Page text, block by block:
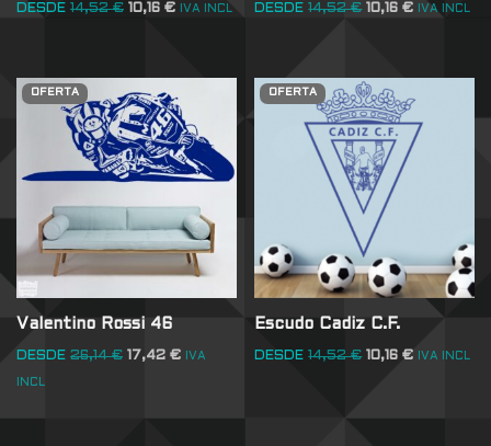
DESDE 14,52€ 10,16 € IVA INCL DESDE 14,52€ 10,16€ IVA INCL
OFERTA
Valentino Rossi 46
DESDE 26,14€ 17,42 € IVA
INCL
OFERTA
Escudo Cadiz C.F.
DESDE 14,52€ 10,16€ IVA INCL